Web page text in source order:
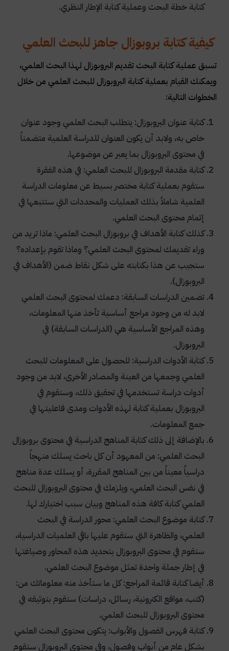
كتابة خطة البحث وعملية كتابة الإطار النظري.
كيفية كتابة بروبوزال جاهز للبحث العلمي
تسبق عملية كتابة البحث تقديم البروبوزال لهذا البحث العلمي،
ويمكنك القيام بعملية كتابة البروبوزال للبحث العلمي من خلال
الخطوات التالية:
كتابة عنوان البروبوزال: يتطلب البحث العلمي وجود عنوان
خاص به، ولابد أن يكون العنوان للدراسة العلمية متضمناً
في محتوى البروبوزال بما يعبر عن موضوعها.
كتابة مقدمة البروبوزال للبحث العلمي: في هذه الفقرة
ستقوم بعملية كتابة مختصر بسيط عن معلومات الدراسة
العلمية شاملاً بذلك العمليات والمحددات التي ستتبعها في
إتمام محتوى البحث العلمي.
كذلك كتابة الأهداف في بروبوزال البحث العلمي: ماذا تريد من
وراء تقديمك لمحتوى البحث العلمي؟ وماذا تقوم بإعداده؟
ستجيب عن هذا بكتابته على شكل نقاط ضمن (الأهداف في
البروبوزال).
تضمين الدراسات السابقة: دعمك لمحتوى البحث العلمي
لابد له من وجود مراجع أساسية تأخذ منها المعلومات،
وهذه المراجع الأساسية هي (الدراسات السابقة) في
البروبوزال.
كتابة الأدوات الدراسية: للحصول على المعلومات للبحث
العلمي وجمعها من العينة والمصادر الأخرى، لابد من وجود
أدوات دراسة تستخدمها في تحقيق ذلك، وستقوم في
البروبوزال بعملية كتابة لهذه الأدوات ومدى فاعليتها في
جمع المعلومات.
بالإضافة إلى ذلك كتابة المناهج الدراسية في محتوى بروبوزال
البحث العلمي: من المعهود أن كل باحث يسلك منهجاً
دراسياً معيناً من بين المناهج المقررة، أو يسلك عدة مناهج
في نفس البحث العلمي، ويلزمك في محتوى البروبوزال للبحث
العلمي كتابة كافة هذه المناهج وبيان سبب اختيارك لها.
كتابة موضوع البحث العلمي: محور الدراسة في البحث
العلمي، والظاهرة التي ستقوم عليها باقي العلميات الدراسية،
ستقوم في محتوى البروبوزال بتحديد هذه المحاور وصياغتها
في إطار جملة واحدة تمثل موضوع البحث العلمي.
أيضا كتابة قائمة المراجع: كل ما ستأخذ منه معلوماتك من:
(كتب، مواقع الكترونية، رسائل، دراسات) ستقوم بتوثيقه في
محتوى البروبوزال للبحث العلمي.
كتابة فهرس الفصول والأبواب: يتكون محتوى البحث العلمي
بشكل عام من أبواب وفصول، وفي محتوى البروبوزال ستقوم